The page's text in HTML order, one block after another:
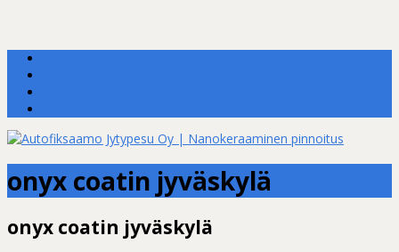
onyx coatin jyväskylä
onyx coatin jyväskylä